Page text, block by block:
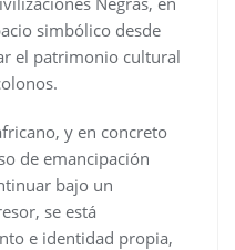
simbólico desde
el patrimonio cultural
y en concreto
de emancipación
bajo un
se está
e identidad propia,